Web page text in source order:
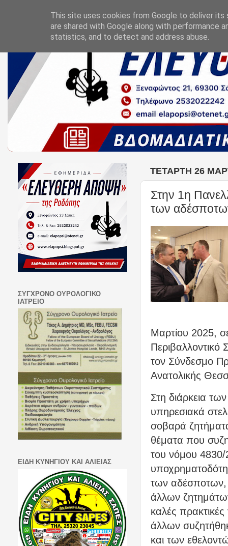
ΤΕΤΆΡΤΗ 26
Στην 1η
των
Μαρτίου 2025,
τον Σύνδεσμο
Ανατολικής
Στη διάρκεια
υπηρεσιακά
σοβαρά
θέματα που
του νόμου
των αδέσποτων,
άλλων
καλές
άλλων
και των
ΣΥΓΧΡΟΝΟ ΟΥΡΟΛΟΓΙΚΟ
ΙΑΤΡΕΙΟ
ΕΙΔΗ ΚΥΝΗΓΙΟΥ ΚΑΙ ΑΛΙΕΙΑΣ
This site uses cookies from Google to deliver its
are shared with Google along with performance
statistics, and to detect and address abuse.